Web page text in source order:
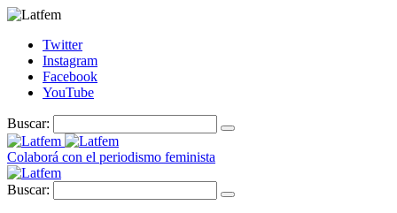
Twitter
Instagram
Facebook
YouTube
Buscar:
Colaborá con el periodismo feminista
Buscar: